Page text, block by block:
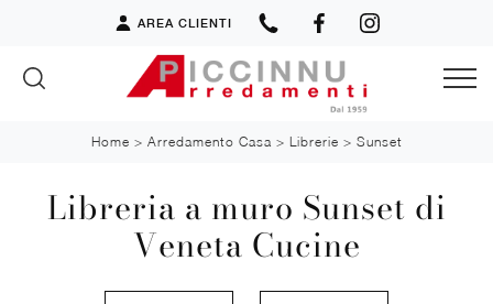
AREA CLIENTI
Home > Arredamento Casa > Librerie > Sunset
Libreria a muro Sunset di
Veneta Cucine